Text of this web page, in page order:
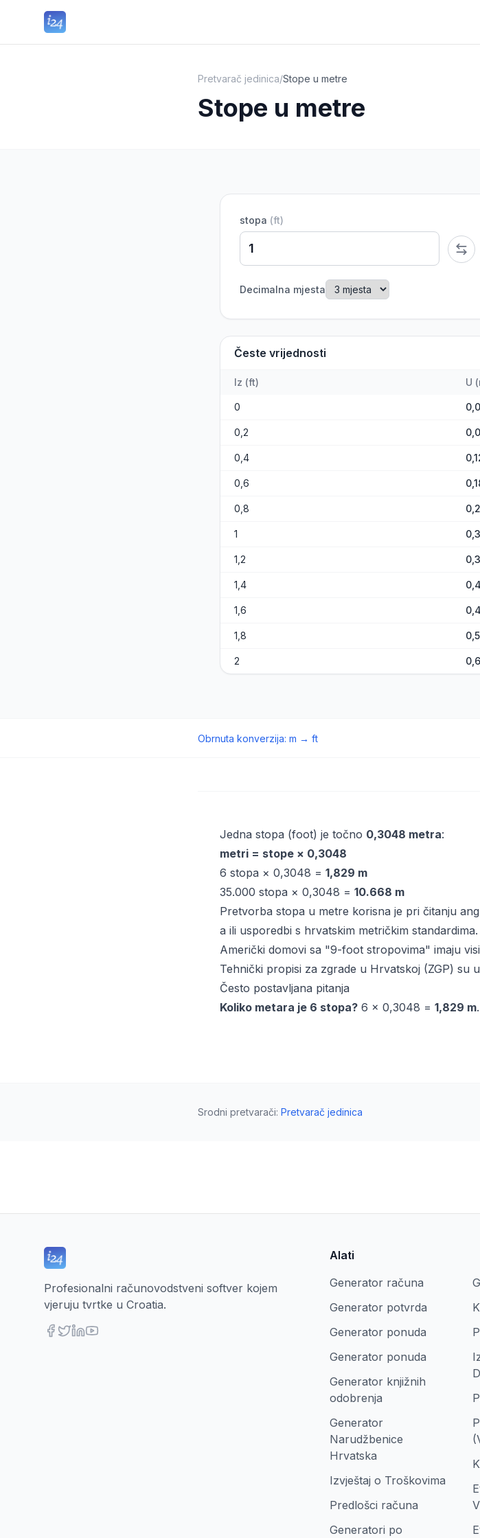
Pretvarač jedinica/Stope u metre
Stope u metre
stopa (ft)
Decimalna mjesta
Česte vrijednosti
Iz (ft) U (
0
0,2
0,4
0,6
0,8
1
1,2
1,4
1,6
1,8
2
Obrnuta konverzija: m → ft
Jedna stopa (foot) je točno 0,3048 metra:
metri = stope × 0,3048
6 stopa × 0,3048 = 1,829 m
35.000 stopa × 0,3048 = 10.668 m
Pretvorba stopa u metre korisna je pri čitanju
a ili usporedbi s hrvatskim metričkim standardima.
Američki domovi sa "9-foot stropovima" imaju
Tehnički propisi za zgrade u Hrvatskoj (ZGP) su
Često postavljana pitanja
Koliko metara je 6 stopa? 6 × 0,3048 = 1,829 m.
Srodni pretvarači: Pretvarač jedinica
Profesionalni računovodstveni softver kojem
vjeruju tvrtke u Croatia.
Alati
Generator računa
Generator potvrda
Generator ponuda
Generator ponuda
Generator knjižnih
odobrenja
Generator
Narudžbenice
Hrvatska
Izvještaj o Troškovima
Predlošci računa
Generatori po